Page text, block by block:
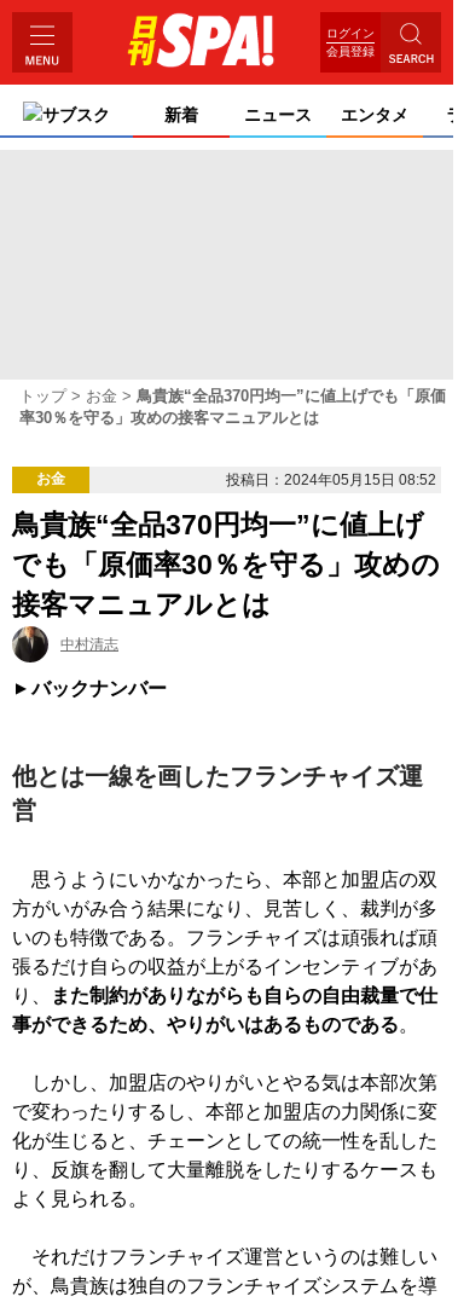
ログイン
会員登録
サブスク 新着 ニュース エンタメ
トップ お金
鳥貴族“全品370円均一”に値上げでも「原価
率30％を守る」攻めの接客マニュアルとは
お金 投稿日：2024年05月15日 08:52
鳥貴族“全品370円均一”に値上げ
でも「原価率30％を守る」攻めの
接客マニュアルとは
中村清志
バックナンバー
他とは一線を画したフランチャイズ運
営
思うようにいかなかったら、本部と加盟店の双
方がいがみ合う結果になり、見苦しく、裁判が多
いのも特徴である。フランチャイズは頑張れば頑
張るだけ自らの収益が上がるインセンティブがあ
り、
また制約がありながらも自らの自由裁量で仕
事ができるため、やりがいはあるものである。
しかし、加盟店のやりがいとやる気は本部次第
で変わったりするし、本部と加盟店の力関係に変
化が生じると、チェーンとしての統一性を乱した
り、反旗を翻して大量離脱をしたりするケースも
よく見られる。
それだけフランチャイズ運営というのは難しい
が、鳥貴族は独自のフランチャイズシステムを導